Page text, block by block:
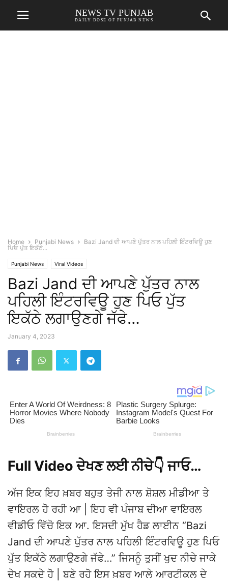
NEWS TV PUNJAB
DAILY DOSE OF PUNJAB NEWS
Home Punjabi News
Bazi Jand ਦੀ ਆਪਣੇ ਪੁੱਤਰ ਨਾਲ ਪਹਿਲੀ ਇੰਟਰਵਿਊ ਹੁਣ
ਪਿਓ ਪੁੱਤ ਇਕੱਠੇ...
Punjabi News Viral Videos
Bazi Jand ਦੀ ਆਪਣੇ ਪੁੱਤਰ ਨਾਲ
ਪਹਿਲੀ ਇੰਟਰਵਿਊ ਹੁਣ ਪਿਓ ਪੁੱਤ
ਇਕੱਠੇ ਲਗਾਉਣਗੇ ਜੱਫੇ…
January 4, 2023
Full Video ਦੇਖਣ ਲਈ ਨੀਚੇ👇 ਜਾਓ…
ਅੱਜ ਇਕ ਇਹ ਖ਼ਬਰ ਬਹੁਤ ਤੇਜੀ ਨਾਲ ਸ਼ੋਸ਼ਲ ਮੀਡੀਆ ਤੇ
ਵਾਇਰਲ ਹੋ ਰਹੀ ਆ | ਇਹ ਵੀ ਪੰਜਾਬ ਦੀਆ ਵਾਇਰਲ
ਵੀਡੀਓ ਵਿੱਚੋ ਇਕ ਆ. ਇਸਦੀ ਮੁੱਖ ਹੈਡ ਲਾਈਨ “Bazi
Jand ਦੀ ਆਪਣੇ ਪੁੱਤਰ ਨਾਲ ਪਹਿਲੀ ਇੰਟਰਵਿਊ ਹੁਣ ਪਿਓ
ਪੁੱਤ ਇਕੱਠੇ ਲਗਾਉਣਗੇ ਜੱਫੇ…” ਜਿਸਨੂੰ ਤੁਸੀਂ ਖੁਦ ਨੀਚੇ ਜਾਕੇ
ਦੇਖ ਸਕਦੇ ਹੋ | ਬਣੇ ਰਹੋ ਇਸ ਖ਼ਬਰ ਆਲੇ ਆਰਟੀਕਲ ਦੇ